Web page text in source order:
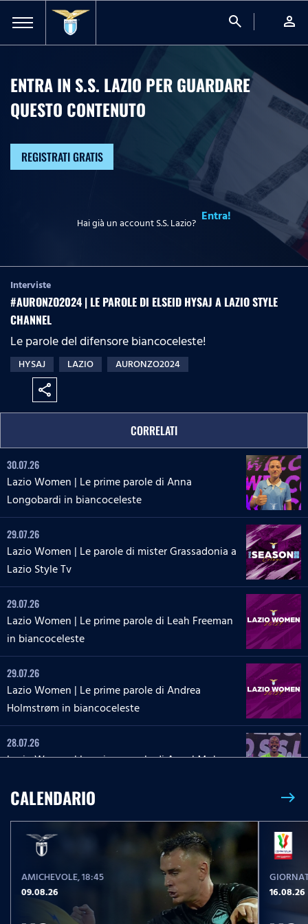
search person
ENTRA IN S.S. LAZIO PER GUARDARE
QUESTO CONTENUTO
REGISTRATI GRATIS
Hai già un account S.S. Lazio? Entra!
Interviste
#AURONZO2024 | LE PAROLE DI ELSEID HYSAJ A LAZIO STYLE
CHANNEL
Le parole del difensore biancoceleste!
HYSAJ LAZIO AURONZO2024
share
CORRELATI
30.07.26
Lazio Women | Le prime parole di Anna
Longobardi in biancoceleste
29.07.26
Lazio Women | Le parole di mister Grassadonia a
Lazio Style Tv
29.07.26
Lazio Women | Le prime parole di Leah Freeman
in biancoceleste
29.07.26
Lazio Women | Le prime parole di Andrea
Holmstrøm in biancoceleste
28.07.26
Lazio Women | Le prime parole di Angel Mukasa
Lazio Women | Le parole di Martina Zanoli a
Lazio Style Tv
27.07.26
Lazio Women | Le prime parole di Carlotta Masu
in biancoceleste
CALENDARIO east
AMICHEVOLE, 18:45
09.08.26
16.08.26